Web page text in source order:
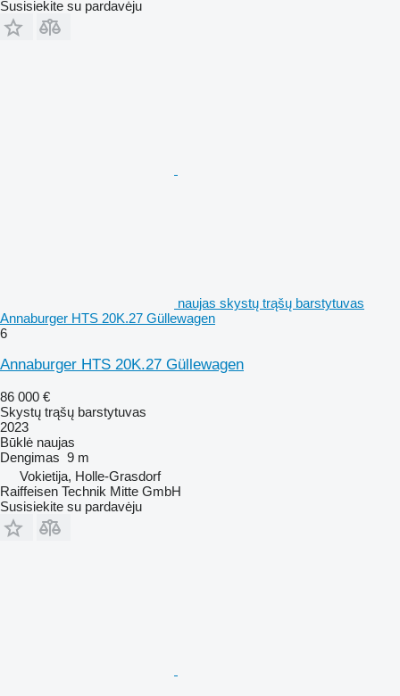
Susisiekite su pardavėju
naujas skystų trąšų barstytuvas
Annaburger HTS 20K.27 Güllewagen
6
Annaburger HTS 20K.27 Güllewagen
86 000 €
Skystų trąšų barstytuvas
2023
Būklė naujas
Dengimas 9 m
Vokietija, Holle-Grasdorf
Raiffeisen Technik Mitte GmbH
Susisiekite su pardavėju